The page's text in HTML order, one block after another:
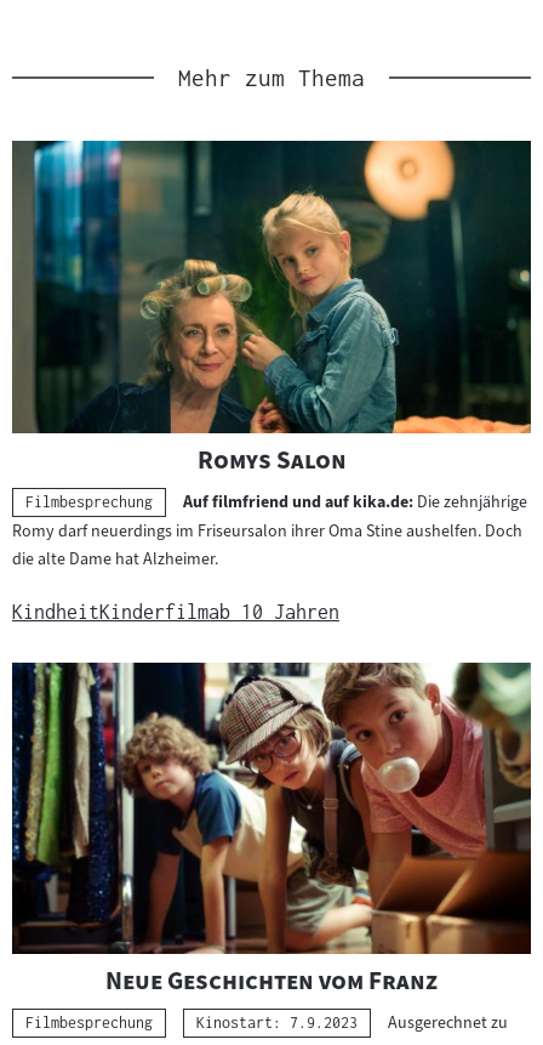
Mehr zum Thema
"
Romys Salon
Kategorie:
Filmbesprechung Auf filmfriend und auf kika.de: Die zehnjährige
Romy darf neuerdings im Friseursalon ihrer Oma Stine aushelfen. Doch
die alte Dame hat Alzheimer.
KindheitKinderfilmab 10 Jahren
"
Neue Geschichten vom Franz"
Kategorie:
Filmbesprechung Kinostart: 7.9.2023
Ausgerechnet zu